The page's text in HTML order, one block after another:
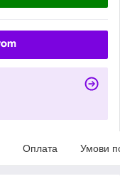
Оплата Умови